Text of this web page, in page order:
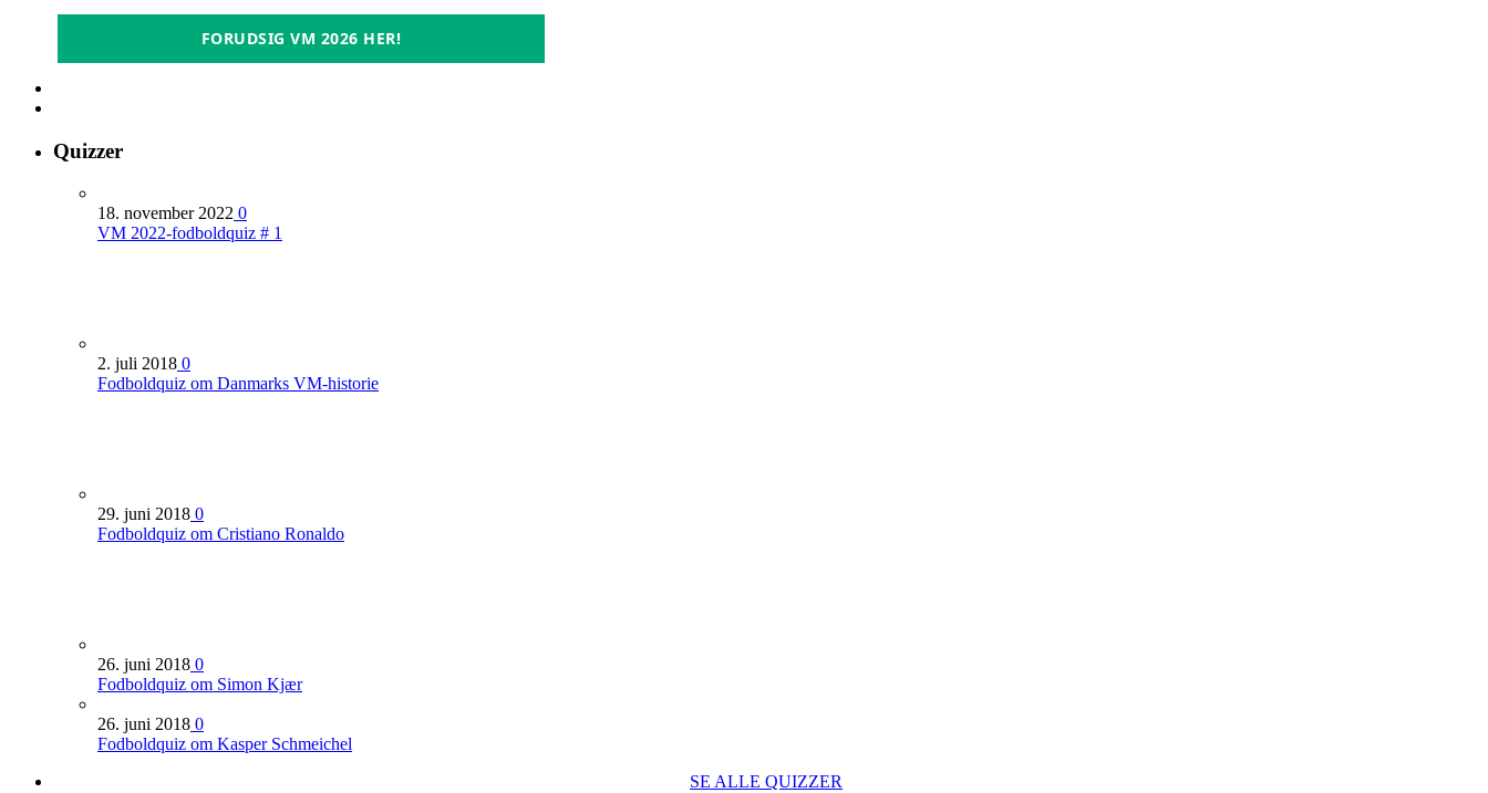
FORUDSIG VM 2026 HER!
Quizzer
18. november 2022 0
VM 2022-fodboldquiz # 1
2. juli 2018 0
Fodboldquiz om Danmarks VM-historie
29. juni 2018 0
Fodboldquiz om Cristiano Ronaldo
26. juni 2018 0
Fodboldquiz om Simon Kjær
26. juni 2018 0
Fodboldquiz om Kasper Schmeichel
SE ALLE QUIZZER